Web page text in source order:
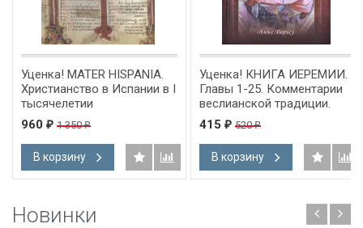
Уценка! MATER HISPANIA.
Христианство в Испании в I
тысячелетии
960 ₽ 1 350₽
В корзину
Уценка! КНИГА ИЕРЕМИИ.
Главы 1-25. Комментарии
веслианской традиции.
Алекс Воргез
415 ₽ 520₽
В корзину
Новинки